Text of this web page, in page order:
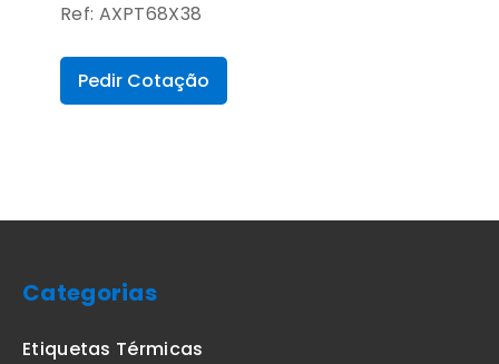
Ref: AXPT68X38
Pedir Cotação
Categorias
Etiquetas Térmicas